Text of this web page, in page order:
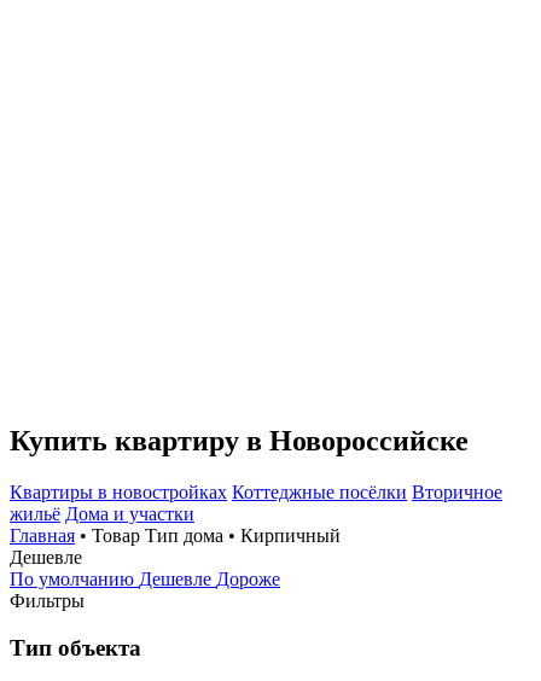
Купить квартиру в Новороссийске
Квартиры в новостройках Коттеджные посёлки Вторичное
жильё Дома и участки
Главная • Товар Тип дома • Кирпичный
Дешевле
По умолчанию Дешевле Дороже
Фильтры
Тип объекта